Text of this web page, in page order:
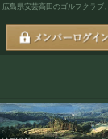
広島県安芸高田のゴルフクラブ、